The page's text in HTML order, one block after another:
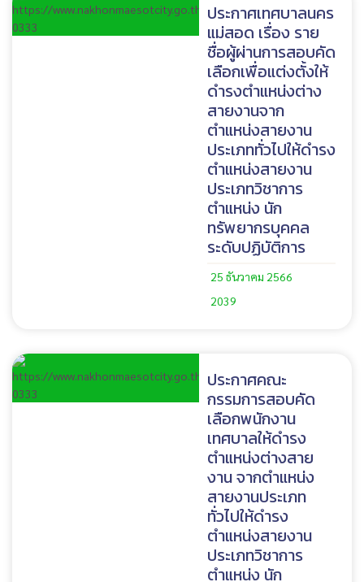
ประกาศเทศบาลนคร
แม่สอด เรื่อง ราย
ชื่อผู้ผ่านการสอบคัด
เลือกเพื่อแต่งตั้งให้
ดำรงตำแหน่งต่าง
สายงานจาก
ตำแหน่งสายงาน
ประเภททั่วไปให้ดำรง
ตำแหน่งสายงาน
ประเภทวิชาการ
ตำแหน่ง นัก
ทรัพยากรบุคคล
ระดับปฏิบัติการ
25 ธันวาคม 2566
2039
ประกาศคณะ
กรรมการสอบคัด
เลือกพนักงาน
เทศบาลให้ดำรง
ตำแหน่งต่างสาย
งาน จากตำแหน่ง
สายงานประเภท
ทั่วไปให้ดำรง
ตำแหน่งสายงาน
ประเภทวิชาการ
ตำแหน่ง นัก